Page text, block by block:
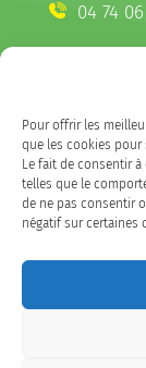
Pour offrir les
que les cookies
Le fait de consentir
telles que le
de ne pas consentir
négatif sur certaines
04 74 06